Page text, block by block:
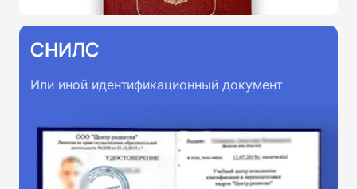
СНИЛС
Или иной идентификационный документ